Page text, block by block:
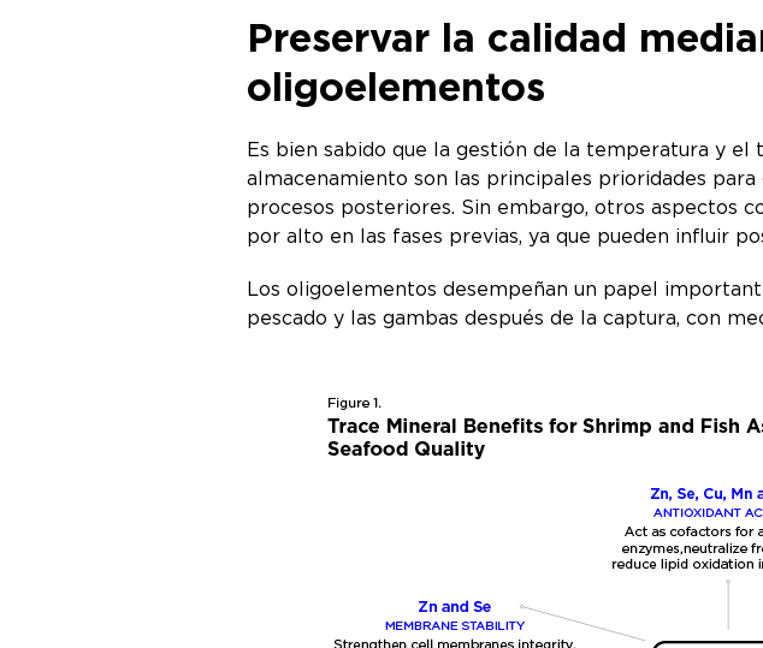
Preservar la calidad
oligoelementos
Es bien sabido que la gestión de la temperatura y el
almacenamiento son las principales prioridades
procesos posteriores. Sin embargo, otros aspectos
por alto en las fases previas, ya que pueden influir
Los oligoelementos desempeñan un papel
pescado y las gambas después de la captura, con